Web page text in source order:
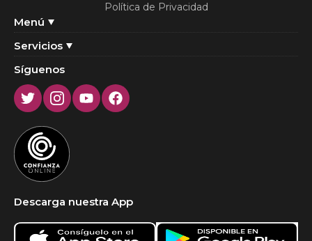
Menú
Servicios
Política de Privacidad
Síguenos
TwitterInstagram
YoutubeFacebook
Descarga nuestra App